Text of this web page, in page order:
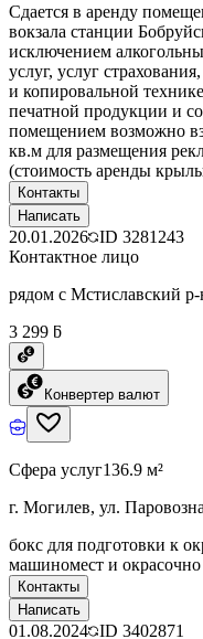
Сдается в аренду
вокзала станции
исключением
услуг, услуг
и копировальной
печатной продукции и
помещением возможно
кв.м для размещения
(стоимость аренды
Контакты
Написать
20.01.2026 ID 3281243
Контактное лицо
рядом с Мстиславский р-
3 299 ƃ
Конвертер валют
Сфера услуг136.9 м²
г. Могилев, ул.
бокс для подготовки к
машиномест и
Контакты
Написать
01.08.2024 ID 3402871